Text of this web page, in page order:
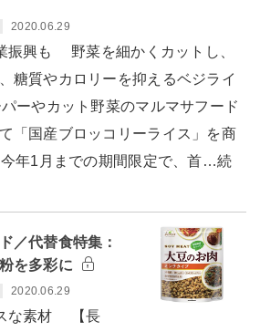
2020.06.29
興も 野菜を細かくカットし、
糖質やカロリーを抑えるベジライ
ーやカット野菜のマルマサフード
「国産ブロッコリーライス」を商
年1月までの期間限定で、首…続
／代替食特集：
を多彩に
2020.06.29
な素材 【長